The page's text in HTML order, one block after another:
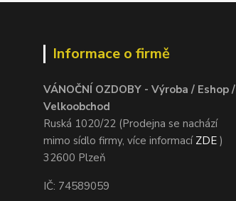
Informace o firmě
VÁNOČNÍ OZDOBY - Výroba / Eshop /
Velkoobchod
Ruská 1020/22 (Prodejna se nachází
mimo sídlo firmy, více informací ZDE )
32600 Plzeň
IČ: 74589059